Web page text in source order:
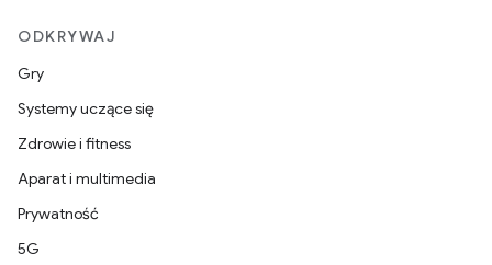
ODKRYWAJ
Gry
Systemy uczące się
Zdrowie i fitness
Aparat i multimedia
Prywatność
5G